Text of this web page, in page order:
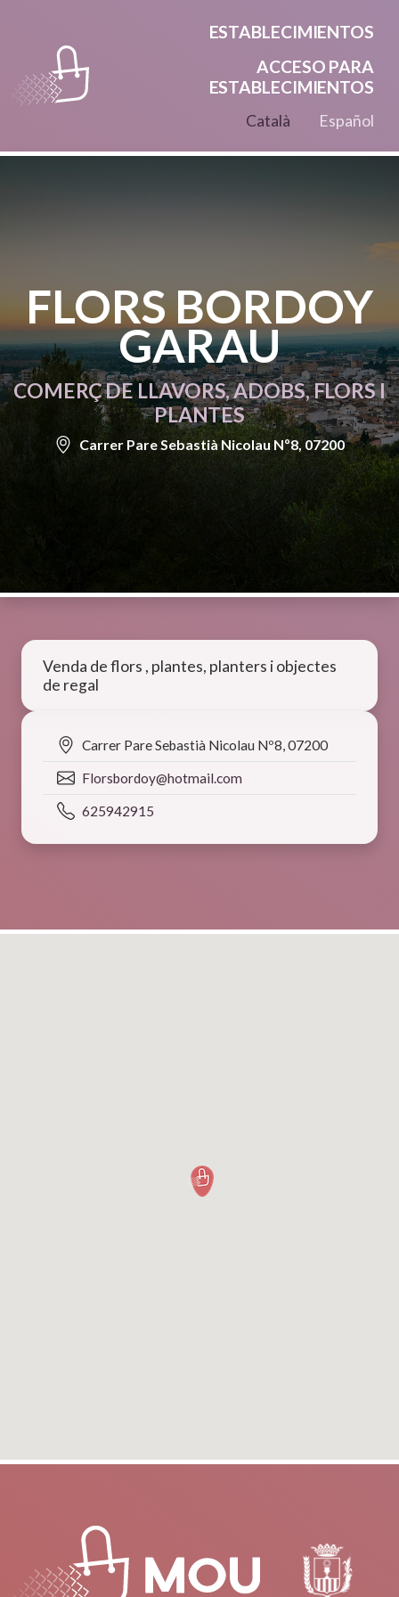
ESTABLECIMIENTOS
ACCESO PARA
ESTABLECIMIENTOS
Català Español
FLORS BORDOY
GARAU
COMERÇ DE LLAVORS, ADOBS, FLORS I
PLANTES
Carrer Pare Sebastià Nicolau Nº8, 07200
Venda de flors , plantes, planters i objectes
de regal
Carrer Pare Sebastià Nicolau Nº8, 07200
Florsbordoy@hotmail.com
625942915